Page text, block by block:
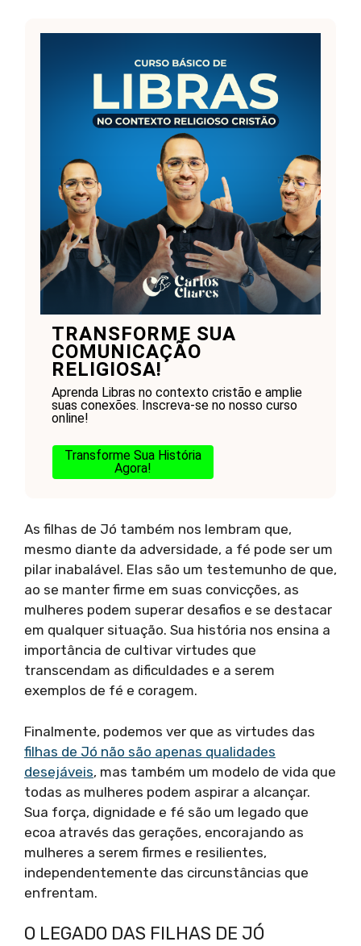
TRANSFORME SUA
COMUNICAÇÃO
RELIGIOSA!
Aprenda Libras no contexto cristão e amplie
suas conexões. Inscreva-se no nosso curso
online!
Transforme Sua História
Agora!
As filhas de Jó também nos lembram que,
mesmo diante da adversidade, a fé pode ser um
pilar inabalável. Elas são um testemunho de que,
ao se manter firme em suas convicções, as
mulheres podem superar desafios e se destacar
em qualquer situação. Sua história nos ensina a
importância de cultivar virtudes que
transcendam as dificuldades e a serem
exemplos de fé e coragem.
Finalmente, podemos ver que as virtudes das
filhas de Jó não são apenas qualidades
desejáveis, mas também um modelo de vida que
todas as mulheres podem aspirar a alcançar.
Sua força, dignidade e fé são um legado que
ecoa através das gerações, encorajando as
mulheres a serem firmes e resilientes,
independentemente das circunstâncias que
enfrentam.
O LEGADO DAS FILHAS DE JÓ